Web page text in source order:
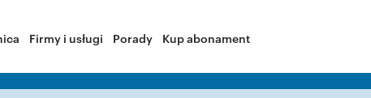
Firmy i usługi Porady Kup abonament